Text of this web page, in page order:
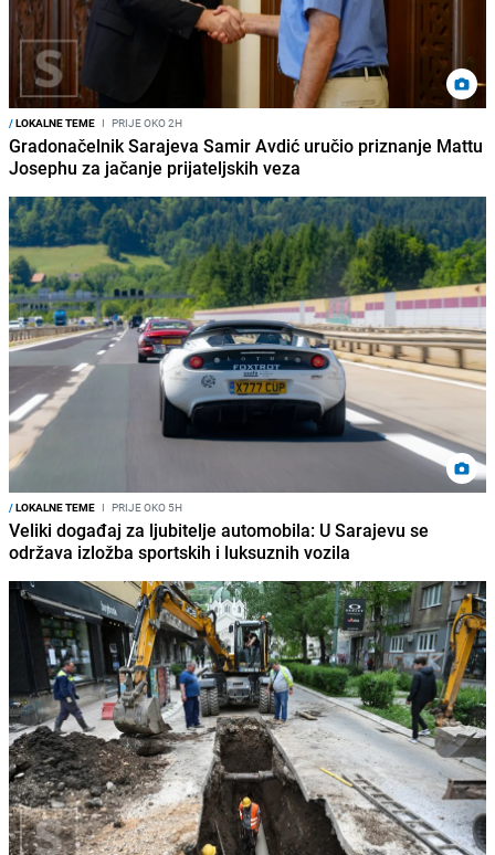
/LOKALNE TEME I PRIJE OKO 2H
Gradonačelnik Sarajeva Samir Avdić uručio priznanje Mattu
Josephu za jačanje prijateljskih veza
/LOKALNE TEME I PRIJE OKO 5H
Veliki događaj za ljubitelje automobila: U Sarajevu se
održava izložba sportskih i luksuznih vozila